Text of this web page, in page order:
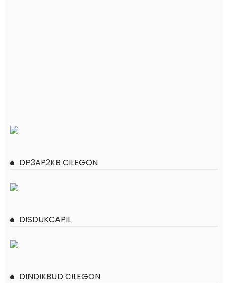
DP3AP2KB CILEGON
DISDUKCAPIL
DINDIKBUD CILEGON